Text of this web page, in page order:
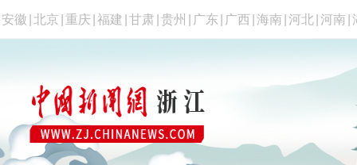
安徽 北京 重庆 福建 甘肃 贵州 广东 广西 海南 河北 河南